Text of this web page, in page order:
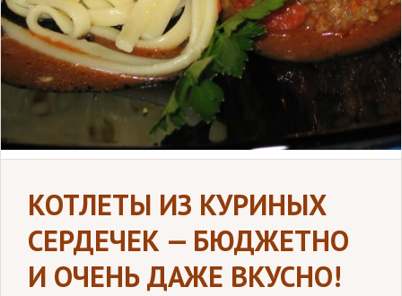
КОТЛЕТЫ ИЗ КУРИНЫХ
СЕРДЕЧЕК — БЮДЖЕТНО
И ОЧЕНЬ ДАЖЕ ВКУСНО!